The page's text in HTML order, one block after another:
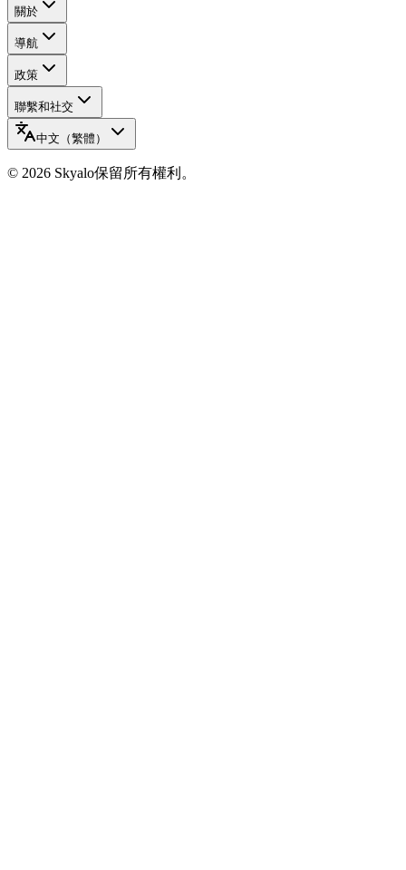
關於
導航
政策
聯繫和社交
中文（繁體）
© 2026 Skyalo保留所有權利。